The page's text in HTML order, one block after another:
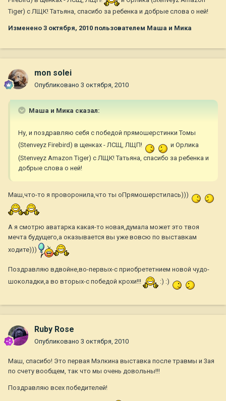
Tiger) с ЛЩК! Татьяна, спасибо за ребенка и добрые слова о ней!
Изменено 3 октября, 2010 пользователем Маша и Мика
mon solei
Опубликовано 3 октября, 2010
Маша и Мика сказал:
Ну, и поздравляю себя с победой прямошерстинки Томы
(Stenveyz Firebird) в щенках - ЛСЩ, ЛЩП!
и Орлика
(Stenveyz Amazon Tiger) с ЛЩК! Татьяна, спасибо за ребенка и
добрые слова о ней!
Маш,что-то я проворонила,что ты оПрямошерстилась)))
А я смотрю аватарка какая-то новая,думала может это твоя
мечта будущего,а оказывается вы уже вовсю по выставкам
ходите)))
Поздравляю вдвойне,во-первых-с приобрететнием новой чудо-
шоколадки,а во вторых-с победой крохи!!!
:) :)
Ruby Rose
Опубликовано 3 октября, 2010
Маш, спасибо! Это первая Мэлкина выставка после травмы и 3ая
по счету вообщем, так что мы очень довольны!!!
Поздравляю всех победителей!